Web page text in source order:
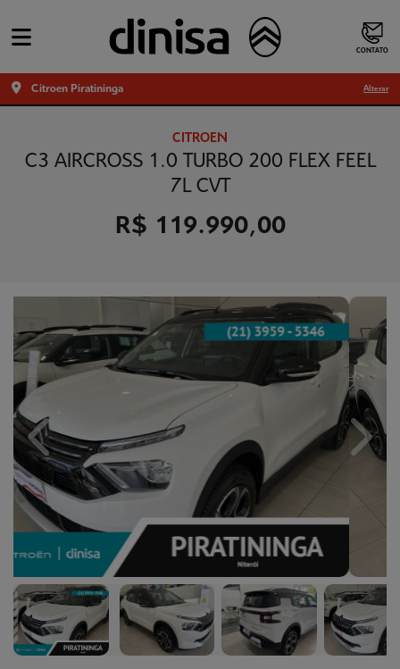
CONTATO
Citroen Piratininga Alterar
CITROEN
C3 AIRCROSS 1.0 TURBO 200 FLEX FEEL
7L CVT
R$ 119.990,00
Previous Next